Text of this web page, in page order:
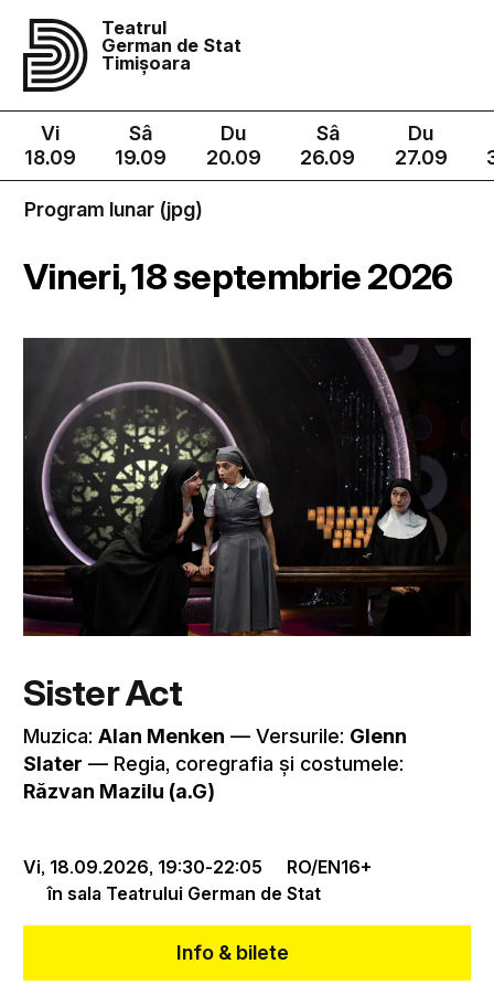
Teatrul
German de Stat
Timișoara
Vi
18.09
Sâ
19.09
Du
20.09
Sâ
26.09
Du
27.09
Program lunar (jpg)
Vineri, 18 septembrie 2026
Vi, 18.09.2026, 19:30-22:05 RO/EN16+
în sala Teatrului German de Stat
Sister Act
Muzica:Alan Menken –– Versurile: Glenn
Slater –– Regia, coregrafia și costumele:
Răzvan Mazilu (a.G)
Info & bilete